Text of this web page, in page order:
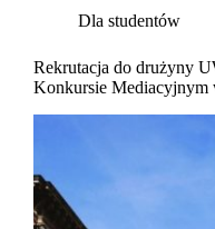
Dla studentów
Rekrutacja do drużyny
Konkursie Mediacyjnym